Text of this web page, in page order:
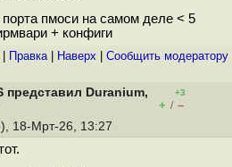
пмоси на самом деле < 5
+ конфиги
Правка| Наверх Cообщить модератору
представил Duranium,
+3
+ / –
18-Мрт-26, 13:27